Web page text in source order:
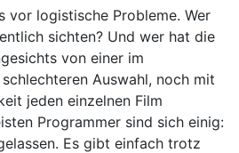
vor logistische Probleme. Wer
sichten? Und wer hat die
von einer im
Auswahl, noch mit
jeden einzelnen Film
Programmer sind sich einig:
Es gibt einfach trotz